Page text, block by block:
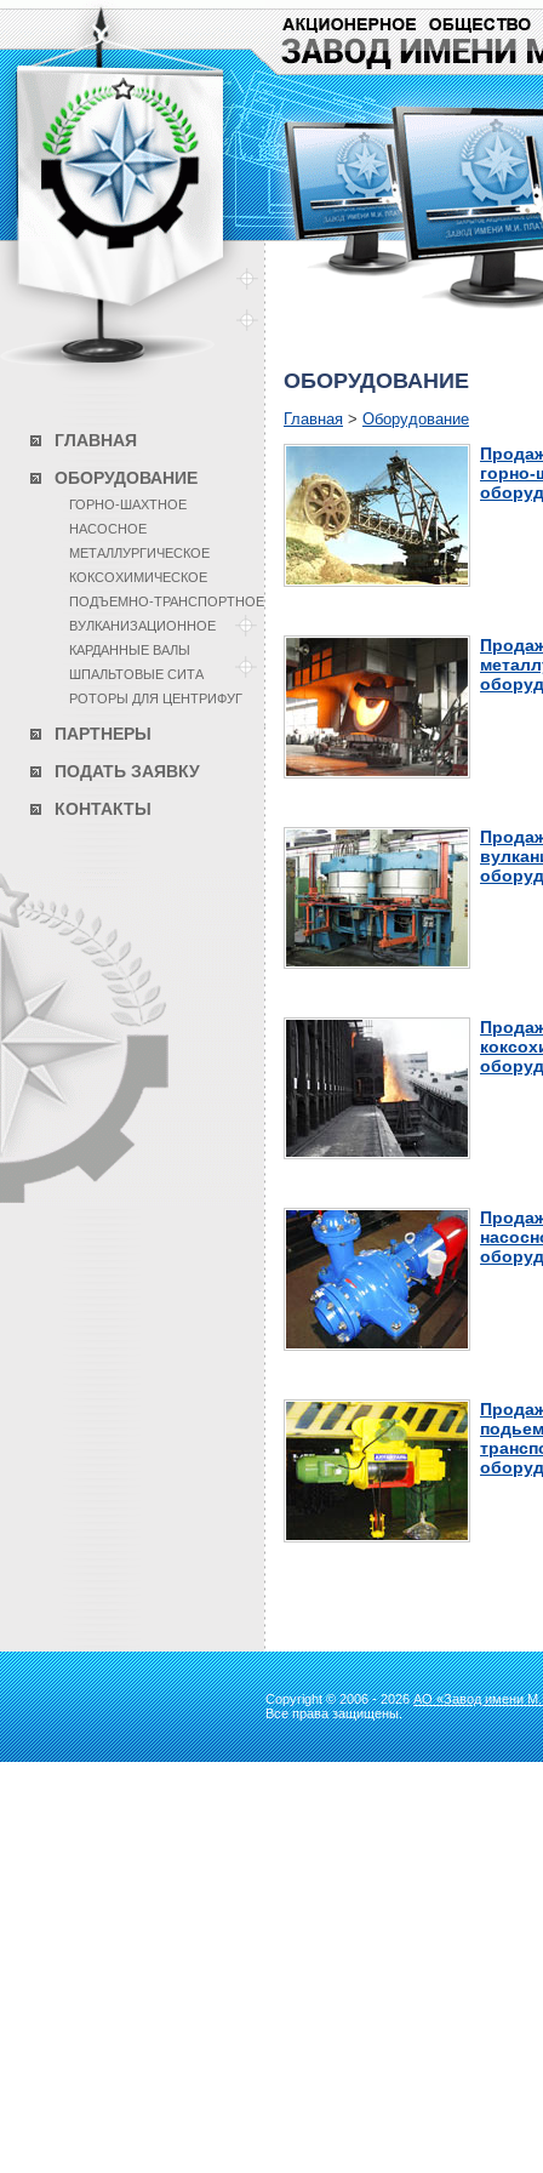
ГЛАВНАЯ
ОБОРУДОВАНИЕ
ГОРНО-ШАХТНОЕ
НАСОСНОЕ
МЕТАЛЛУРГИЧЕСКОЕ
КОКСОХИМИЧЕСКОЕ
ПОДЪЕМНО-ТРАНСПОРТНОЕ
ВУЛКАНИЗАЦИОННОЕ
КАРДАННЫЕ ВАЛЫ
ШПАЛЬТОВЫЕ СИТА
РОТОРЫ ДЛЯ ЦЕНТРИФУГ
ПАРТНЕРЫ
ПОДАТЬ ЗАЯВКУ
КОНТАКТЫ
ОБОРУДОВАНИЕ
Главная > Оборудование
горно-
Copyright © 2006 - 2026АО «Завод имени
Все права защищены.